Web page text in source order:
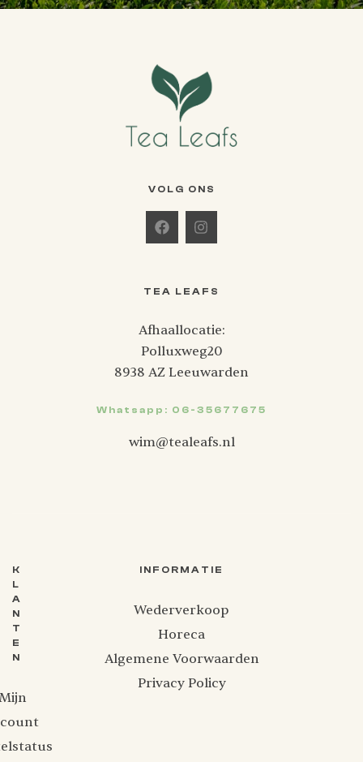
VOLG ONS
K
L
A
N
T
E
N
INFORMATIE
Wederverkoop
Horeca
Algemene Voorwaarden
Privacy Policy
TEA LEAFS
Afhaallocatie:
Polluxweg20
8938 AZ Leeuwarden
Whatsapp: 06-35677675
wim@tealeafs.nl